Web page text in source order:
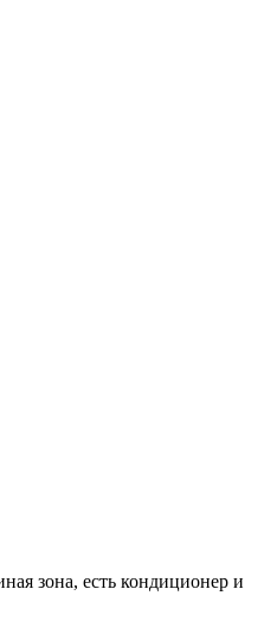
зона, есть кондиционер и